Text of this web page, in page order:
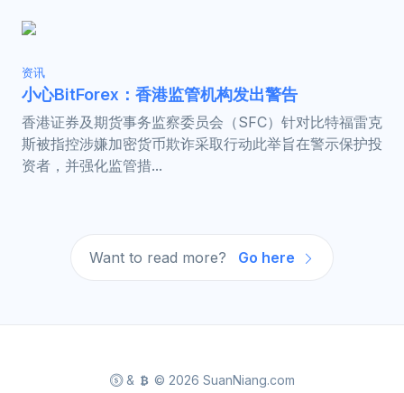
资讯
小心BitForex：香港监管机构发出警告
香港证券及期货事务监察委员会（SFC）针对比特福雷克
斯被指控涉嫌加密货币欺诈采取行动此举旨在警示保护投
资者，并强化监管措...
Want to read more? Go here
& © 2026 SuanNiang.com